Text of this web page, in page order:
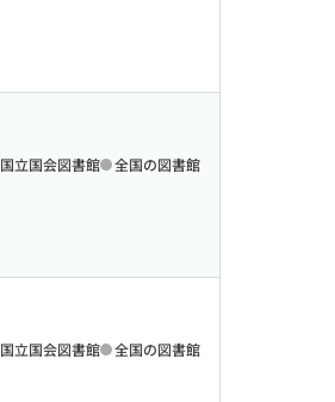
国立国会図書館 全国の図書館
国立国会図書館 全国の図書館